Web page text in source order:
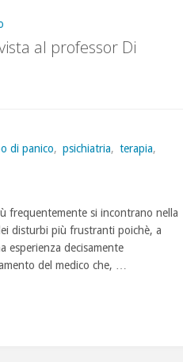
al professor Di
di panico, psichiatria, terapia,
frequentemente si incontrano nella
disturbi più frustranti poichè, a
esperienza decisamente
del medico che, …